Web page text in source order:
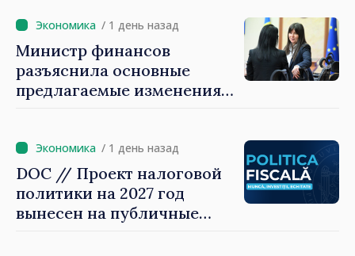
/ 1 день назад
Министр финансов
разъяснила основные
предлагаемые изменения
налогу
/ 1 день назад
DOC // Проект налоговой
политики на 2027 год
вынесен на публичные